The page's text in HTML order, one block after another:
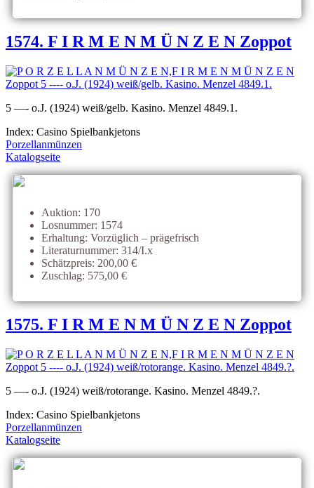
1574. F I R M E N M Ü N Z E N Zoppot
5 —- o.J. (1924) weiß/gelb. Kasino. Menzel 4849.1.
Index: Casino Spielbankjetons
Porzellanmünzen
Katalogseite
Auktion: 170
Losnummer: 1574
Erhaltung: Vorzüglich – prägefrisch
Literaturnummer: 314/I.x
Schätzpreis: 200,00 €
Zuschlag: 575,00 €
1575. F I R M E N M Ü N Z E N Zoppot
5 —- o.J. (1924) weiß/rotorange. Kasino. Menzel 4849.?.
Index: Casino Spielbankjetons
Porzellanmünzen
Katalogseite